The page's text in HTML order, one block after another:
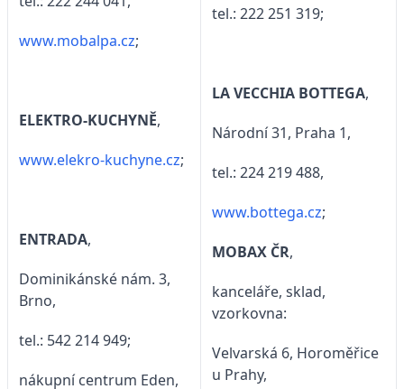
www.mobalpa.cz;
ELEKTRO-KUCHYNĚ,
www.elekro-kuchyne.cz;
ENTRADA,
Dominikánské nám. 3,
Brno,
tel.: 542 214 949;
nákupní centrum Eden,
tel.: 222 251 319;
LA VECCHIA BOTTEGA,
Národní 31, Praha 1,
tel.: 224 219 488,
www.bottega.cz;
MOBAX ČR,
kanceláře, sklad,
vzorkovna:
Velvarská 6, Horoměřice
u Prahy,